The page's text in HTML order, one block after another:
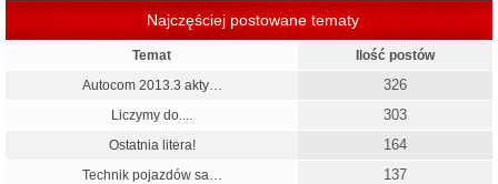
Najczęściej postowane tematy
Temat
Ilość postów
Autocom 2013.3 akty…
326
Liczymy do.... 303
Ostatnia litera! 164
Technik pojazdów sa… 137